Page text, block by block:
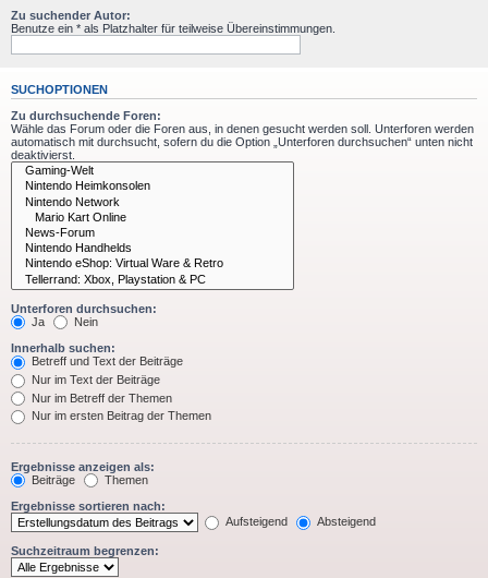
Zu suchender Autor:
Benutze ein * als Platzhalter für teilweise Übereinstimmungen.
SUCHOPTIONEN
Zu durchsuchende Foren:
Wähle das Forum oder die Foren aus, in denen gesucht werden soll. Unterforen werden
automatisch mit durchsucht, sofern du die Option „Unterforen durchsuchen“ unten nicht
deaktivierst.
Unterforen durchsuchen:
Ja
Nein
Innerhalb suchen:
Betreff und Text der Beiträge
Nur im Text der Beiträge
Nur im Betreff der Themen
Nur im ersten Beitrag der Themen
Ergebnisse anzeigen als:
Beiträge
Themen
Ergebnisse sortieren nach:
Aufsteigend
Absteigend
Suchzeitraum begrenzen: